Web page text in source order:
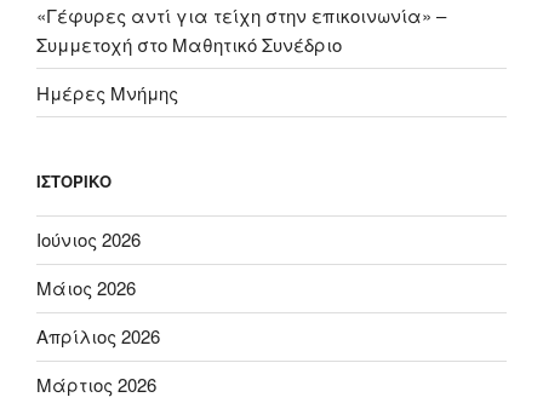
«Γέφυρες αντί για τείχη στην επικοινωνία» –
Συμμετοχή στο Μαθητικό Συνέδριο
Ημέρες Μνήμης
ΙΣΤΟΡΙΚΌ
Ιούνιος 2026
Μάιος 2026
Απρίλιος 2026
Μάρτιος 2026